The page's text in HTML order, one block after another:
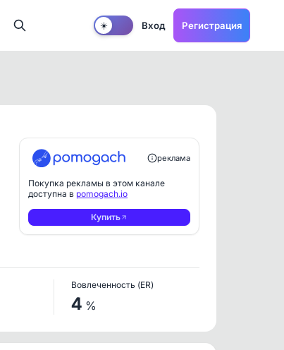
☀️ Вход Регистрация
реклама
Покупка рекламы в этом канале
доступна в pomogach.io
Купить
Вовлеченность (ER)
4 %